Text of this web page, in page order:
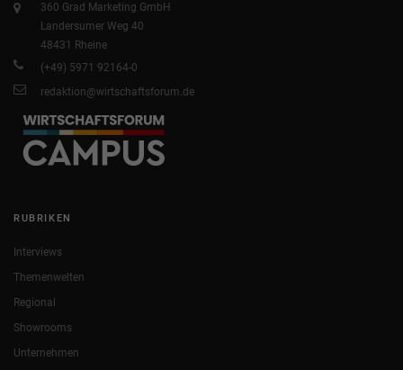
360 Grad Marketing GmbH
Landersumer Weg 40
48431 Rheine
(+49) 5971 92164-0
redaktion@wirtschaftsforum.de
RUBRIKEN
Interviews
Themenwelten
Regional
Showrooms
Unternehmen